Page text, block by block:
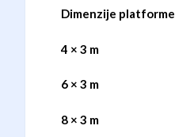
Dimenzije platforme
4 × 3 m
6 × 3 m
8 × 3 m